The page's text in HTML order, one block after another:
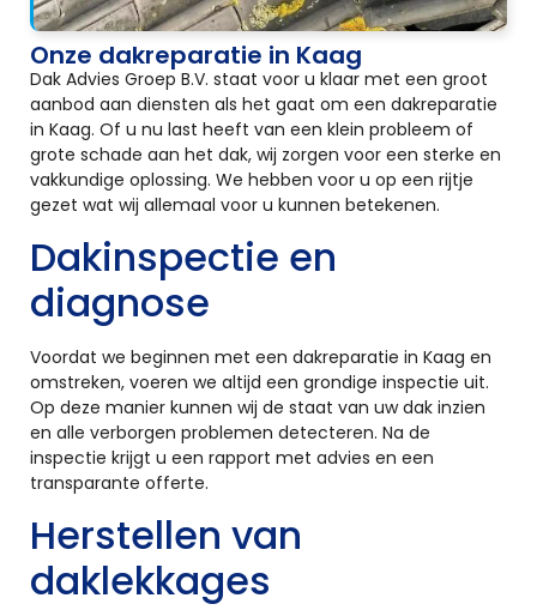
Onze dakreparatie in Kaag
Dak Advies Groep B.V. staat voor u klaar met een groot
aanbod aan diensten als het gaat om een dakreparatie
in Kaag. Of u nu last heeft van een klein probleem of
grote schade aan het dak, wij zorgen voor een sterke en
vakkundige oplossing. We hebben voor u op een rijtje
gezet wat wij allemaal voor u kunnen betekenen.
Dakinspectie en
diagnose
Voordat we beginnen met een dakreparatie in Kaag en
omstreken, voeren we altijd een grondige inspectie uit.
Op deze manier kunnen wij de staat van uw dak inzien
en alle verborgen problemen detecteren. Na de
inspectie krijgt u een rapport met advies en een
transparante offerte.
Herstellen van
daklekkages